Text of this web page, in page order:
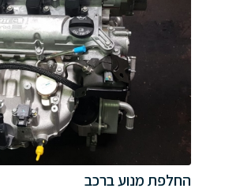
החלפת מנוע ברכב